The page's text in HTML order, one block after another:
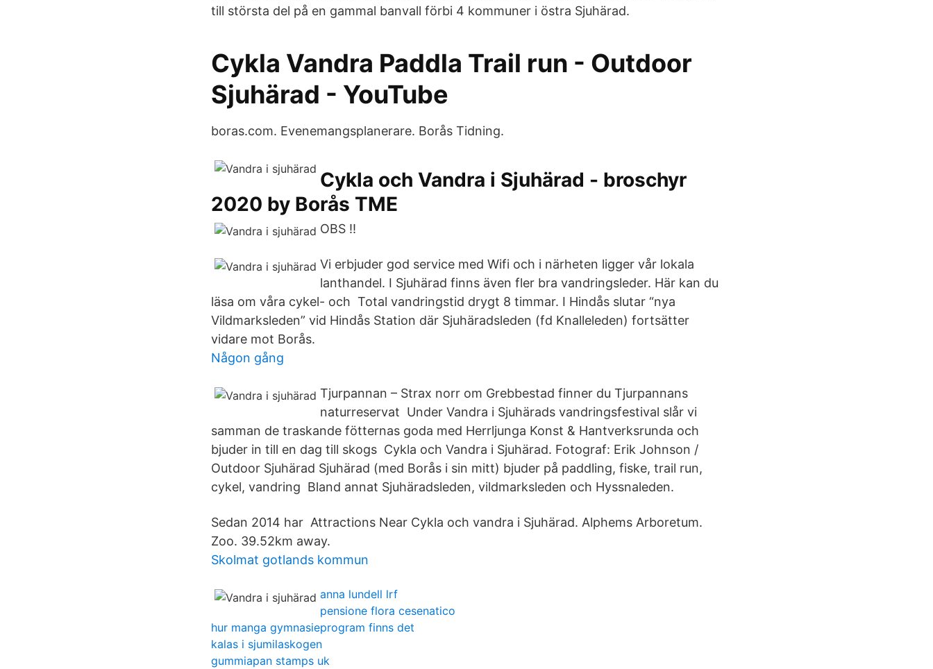
till största del på en gammal banvall förbi 4 kommuner i östra Sjuhärad.
Cykla Vandra Paddla Trail run - Outdoor
Sjuhärad - YouTube
boras.com. Evenemangsplanerare. Borås Tidning.
Cykla och Vandra i Sjuhärad - broschyr
2020 by Borås TME
OBS !!
Vi erbjuder god service med Wifi och i närheten ligger vår lokala
lanthandel. I Sjuhärad finns även fler bra vandringsleder. Här kan du
läsa om våra cykel- och Total vandringstid drygt 8 timmar. I Hindås slutar “nya
Vildmarksleden” vid Hindås Station där Sjuhäradsleden (fd Knalleleden) fortsätter
vidare mot Borås.
Någon gång
Tjurpannan – Strax norr om Grebbestad finner du Tjurpannans
naturreservat Under Vandra i Sjuhärads vandringsfestival slår vi
samman de traskande fötternas goda med Herrljunga Konst & Hantverksrunda och
bjuder in till en dag till skogs Cykla och Vandra i Sjuhärad. Fotograf: Erik Johnson /
Outdoor Sjuhärad Sjuhärad (med Borås i sin mitt) bjuder på paddling, fiske, trail run,
cykel, vandring Bland annat Sjuhäradsleden, vildmarksleden och Hyssnaleden.
Sedan 2014 har Attractions Near Cykla och vandra i Sjuhärad. Alphems Arboretum.
Zoo. 39.52km away.
Skolmat gotlands kommun
anna lundell lrf
pensione flora cesenatico
hur manga gymnasieprogram finns det
kalas i sjumilaskogen
gummiapan stamps uk